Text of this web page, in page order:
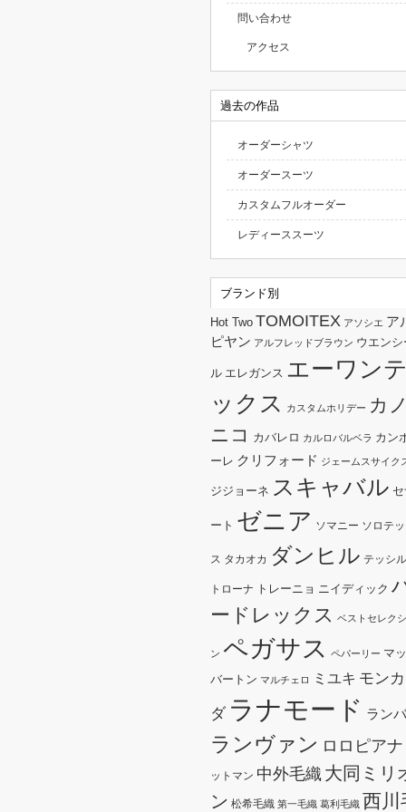
問い合わせ
アクセス
過去の作品
オーダーシャツ
オーダースーツ
カスタムフルオーダー
レディーススーツ
ブランド別
Hot Two TOMOITEX アソシエ ア
ピヤン アルフレッドブラウン ウエンシ
ル エレガンス エーワンテ
ックス
カスタムホリデー カノ
ニコ カバレロ カルロバルベラ カン
ーレ クリフォード ジェームスサイク
ジジョーネ スキャバル
ート ゼニア ソマニー ソロテッ
ス タカオカ ダンヒル テッシ
トローナ トレーニョ ニイディック
ードレックス ベストセレク
ン ペガサス ペパーリー マ
バートン マルチェロ ミユキ モン
ダ ラナモード ラン
ランヴァン ロロピアナ
ットマン 中外毛織大同ミリ
ン 松希毛織 第一毛織 葛利毛織 西川